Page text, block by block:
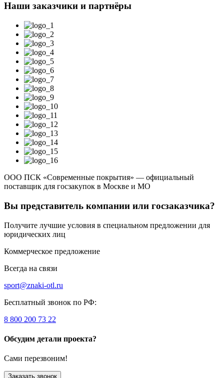
Наши заказчики и партнёры
ООО ПСК «Современные покрытия» — официальный
поставщик для госзакупок в Москве и МО
Вы представитель компании или госзаказчика?
Получите лучшие условия в специальном предложении для
юридических лиц
Коммерческое предложение
Всегда на связи
sport@znaki-otl.ru
Бесплатный звонок по РФ:
8 800 200 73 22
Обсудим детали проекта?
Сами перезвоним!
Заказать звонок